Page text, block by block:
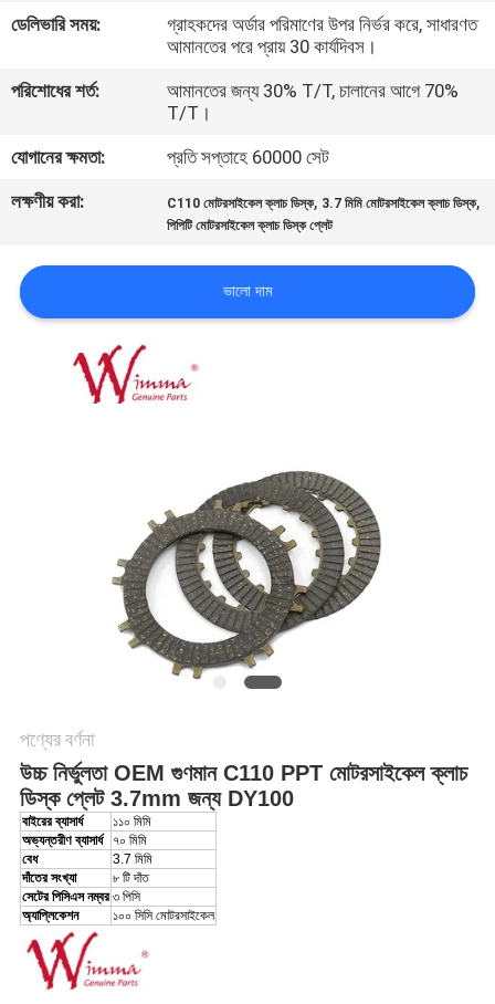
খবর
একটি
উদ্ধৃতি
করুন
সাইটম্যাপ
গোপনীয়তা
ডেলিভারি সময়:
গ্রাহকদের অর্ডার পরিমাণের উপর নির্ভর করে, সাধারণত
আমানতের পরে প্রায় 30 কার্যদিবস।
পরিশোধের শর্ত:
আমানতের জন্য 30% T/T, চালানের আগে 70%
T/T।
যোগানের ক্ষমতা:
প্রতি সপ্তাহে 60000 সেট
লক্ষণীয় করা:
C110 মোটরসাইকেল ক্লাচ ডিস্ক, 3.7 মিমি মোটরসাইকেল ক্লাচ ডিস্ক,
পিপিটি মোটরসাইকেল ক্লাচ ডিস্ক প্লেট
ভালো দাম
পণ্যের বর্ণনা
উচ্চ নির্ভুলতা OEM গুণমান C110 PPT মোটরসাইকেল ক্লাচ
ডিস্ক প্লেট 3.7mm জন্য DY100
বাইরের ব্যাসার্ধ
১১০ মিমি
অভ্যন্তরীণ ব্যাসার্ধ
৭০ মিমি
বেধ
3.7 মিমি
দাঁতের সংখ্যা
৮ টি দাঁত
সেটের পিসিএস নম্বর ৩ পিসি
অ্যাপ্লিকেশন
১০০ সিসি মোটরসাইকেল